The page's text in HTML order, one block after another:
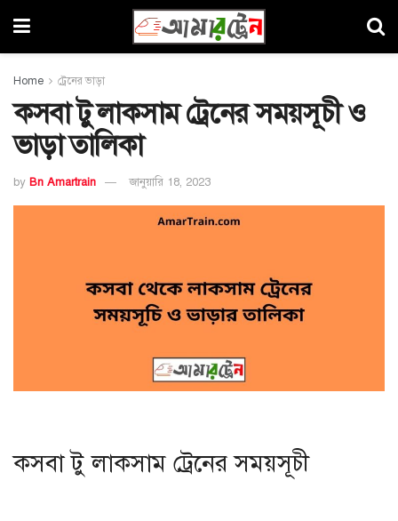
Home ট্রেনের ভাড়া
কসবা টু লাকসাম ট্রেনের সময়সূচী ও
ভাড়া তালিকা
by Bn Amartrain জানুয়ারি 18, 2023
কসবা টু লাকসাম ট্রেনের সময়সূচী